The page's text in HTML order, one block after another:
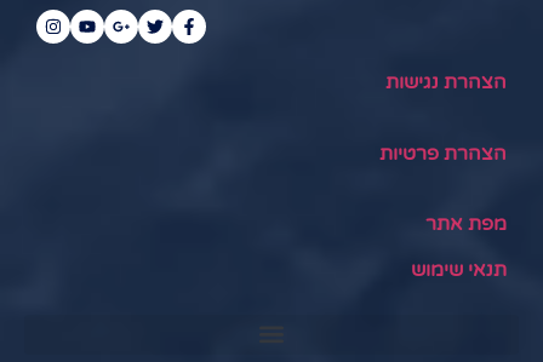
הצהרת נגישות
הצהרת פרטיות
מפת אתר
תנאי שימוש